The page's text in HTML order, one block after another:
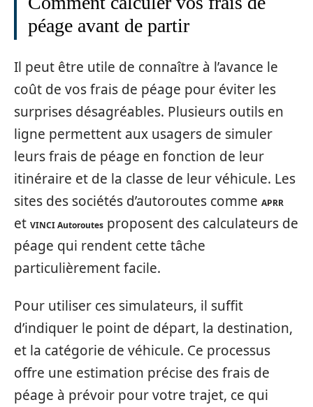
péage avant de partir
Il peut être utile de connaître à l’avance le
coût de vos frais de péage pour éviter les
surprises désagréables. Plusieurs outils en
ligne permettent aux usagers de simuler
leurs frais de péage en fonction de leur
itinéraire et de la classe de leur véhicule. Les
sites des sociétés d’autoroutes comme APRR
et VINCI Autoroutes proposent des calculateurs de
péage qui rendent cette tâche
particulièrement facile.
Pour utiliser ces simulateurs, il suffit
d’indiquer le point de départ, la destination,
et la catégorie de véhicule. Ce processus
offre une estimation précise des frais de
péage à prévoir pour votre trajet, ce qui